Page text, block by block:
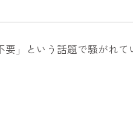
要」という話題で騒がれて